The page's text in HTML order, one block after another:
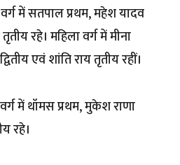
में सतपाल प्रथम, महेश यादव
रहे। महिला वर्ग में मीना
एवं शांति राय तृतीय रहीं।
में थॉमस प्रथम, मुकेश राणा
रहे।